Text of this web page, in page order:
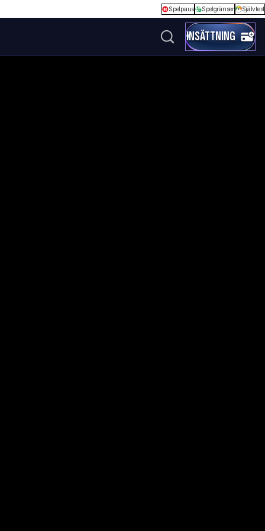
Spelpaus Spelgränser Självtest
INSÄTTNING